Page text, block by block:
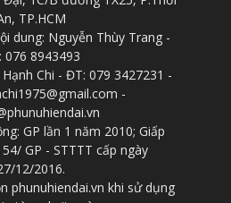
TP.HCM
dung: Nguyễn Thùy Trang -
076 8943493
Chi - ĐT: 079 3427231 -
-
GP lần 1 năm 2010; Giấp
GP - STTTT cấp ngày
12/2016.
phunuhiendai.vn khi sử dụng